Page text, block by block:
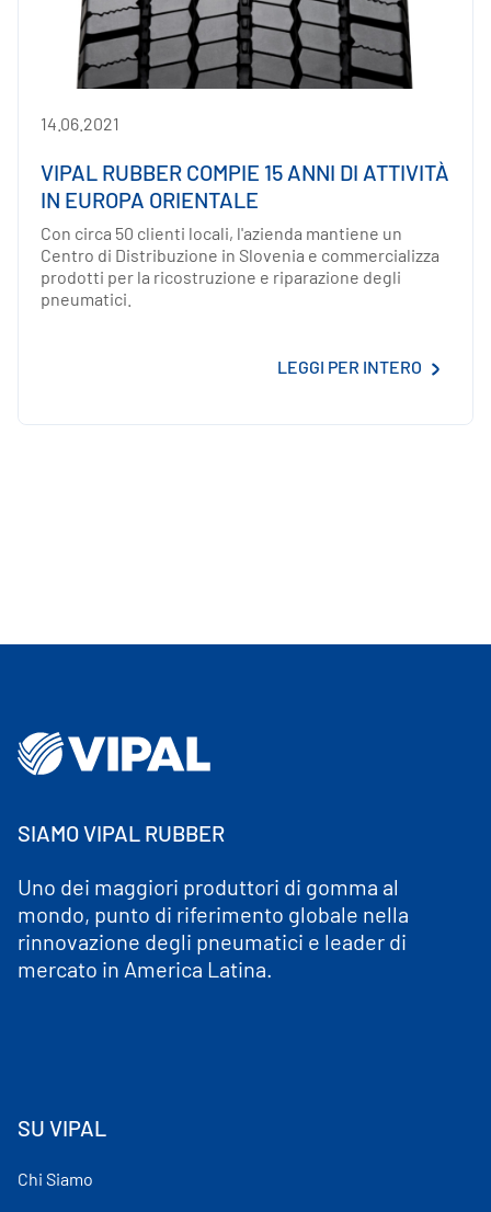
14.06.2021
VIPAL RUBBER COMPIE 15 ANNI DI ATTIVITÀ
IN EUROPA ORIENTALE
Con circa 50 clienti locali, l'azienda mantiene un
Centro di Distribuzione in Slovenia e commercializza
prodotti per la ricostruzione e riparazione degli
pneumatici.
LEGGI PER INTERO
SIAMO VIPAL RUBBER
Uno dei maggiori produttori di gomma al
mondo, punto di riferimento globale nella
rinnovazione degli pneumatici e leader di
mercato in America Latina.
SU VIPAL
Chi Siamo